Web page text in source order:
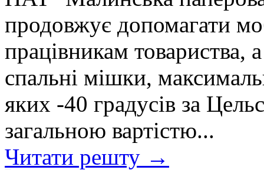
продовжує допомагати
працівникам товариства,
спальні мішки,
яких -40 градусів за
загальною вартістю...
Читати решту →